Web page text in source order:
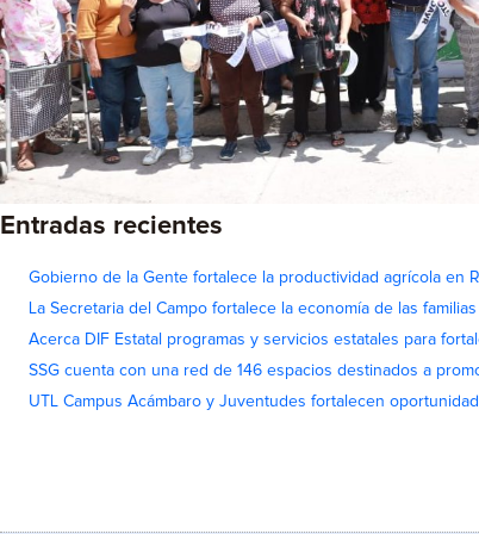
Entradas recientes
Gobierno de la Gente fortalece la productividad agrícola en
La Secretaria del Campo fortalece la economía de las
Acerca DIF Estatal programas y servicios estatales para
SSG cuenta con una red de 146 espacios destinados a
UTL Campus Acámbaro y Juventudes fortalecen